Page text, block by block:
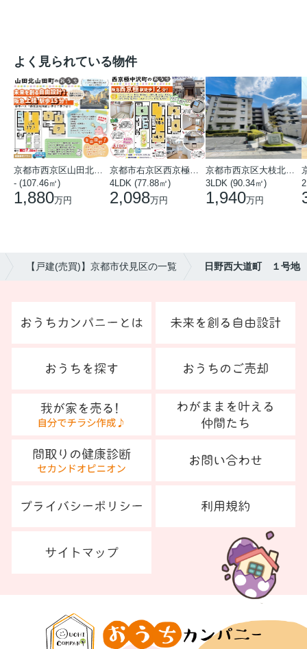
よく見られている物件
- (107.46㎡)
1,880万円
4LDK (77.88㎡)
2,098万円
3LDK (90.34㎡)
1,940万円
【戸建(売買)】京都市伏見区の一覧 日野西大道町 １号地